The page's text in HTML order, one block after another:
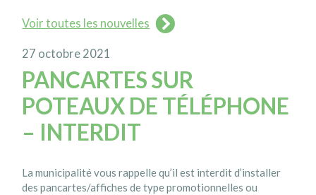
Voir toutes les nouvelles
27 octobre 2021
PANCARTES SUR
POTEAUX DE TÉLÉPHONE
– INTERDIT
La municipalité vous rappelle qu’il est interdit d’installer
des pancartes/affiches de type promotionnelles ou